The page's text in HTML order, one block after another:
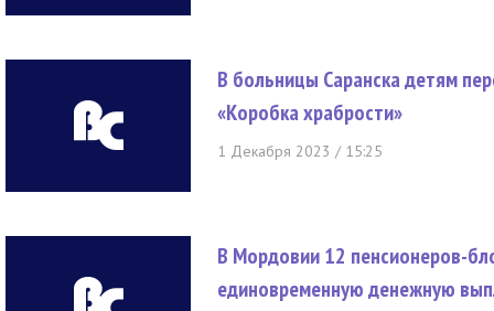
В больницы Саранска детям
«Коробка храбрости»
1 Декабря 2023 / 15:25
В Мордовии 12 пенсионеров-
единовременную денежную